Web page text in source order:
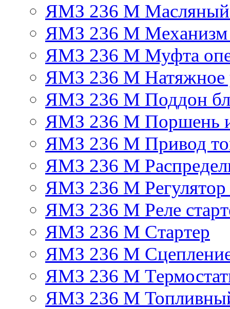
ЯМЗ 236 М Масляный
ЯМЗ 236 М Механизм
ЯМЗ 236 М Муфта
ЯМЗ 236 М Натяжное
ЯМЗ 236 М Поддон
ЯМЗ 236 М Поршень
ЯМЗ 236 М Привод
ЯМЗ 236 М
ЯМЗ 236 М Регулятор
ЯМЗ 236 М Реле
ЯМЗ 236 М Стартер
ЯМЗ 236 М
ЯМЗ 236 М
ЯМЗ 236 М